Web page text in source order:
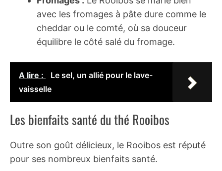
avec les fromages à pâte dure comme le
cheddar ou le comté, où sa douceur
équilibre le côté salé du fromage.
A lire :
Le sel, un allié pour le lave-
vaisselle
Les bienfaits santé du thé Rooibos
Outre son goût délicieux, le Rooibos est réputé
pour ses nombreux bienfaits santé.